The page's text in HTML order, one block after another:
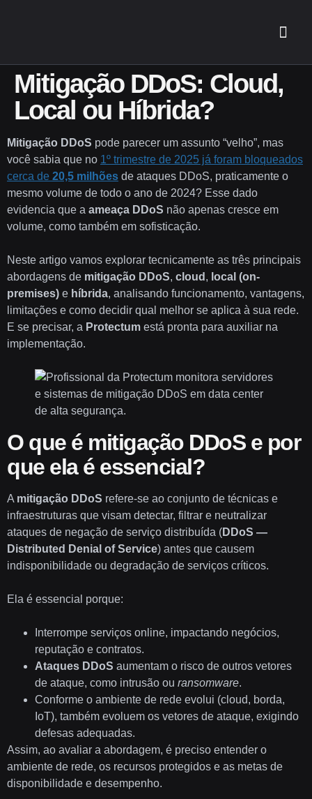
Mitigação DDoS: Cloud,
Local ou Híbrida?
Mitigação DDoS pode parecer um assunto “velho”, mas
você sabia que no 1º trimestre de 2025 já foram bloqueados
cerca de 20,5 milhões de ataques DDoS, praticamente o
mesmo volume de todo o ano de 2024? Esse dado
evidencia que a ameaça DDoS não apenas cresce em
volume, como também em sofisticação.
Neste artigo vamos explorar tecnicamente as três principais
abordagens de mitigação DDoS, cloud , local (on-
premises) e híbrida, analisando funcionamento, vantagens,
limitações e como decidir qual melhor se aplica à sua rede.
E se precisar, a Protectum está pronta para auxiliar na
implementação.
O que é mitigação DDoS e por
que ela é essencial?
A mitigação DDoS refere-se ao conjunto de técnicas e
infraestruturas que visam detectar, filtrar e neutralizar
ataques de negação de serviço distribuída (DDoS —
Distributed Denial of Service) antes que causem
indisponibilidade ou degradação de serviços críticos.
Ela é essencial porque:
Interrompe serviços online, impactando negócios,
reputação e contratos.
Ataques DDoS aumentam o risco de outros vetores
de ataque, como intrusão ou ransomware.
Conforme o ambiente de rede evolui (cloud, borda,
IoT), também evoluem os vetores de ataque, exigindo
defesas adequadas.
Assim, ao avaliar a abordagem, é preciso entender o
ambiente de rede, os recursos protegidos e as metas de
disponibilidade e desempenho.